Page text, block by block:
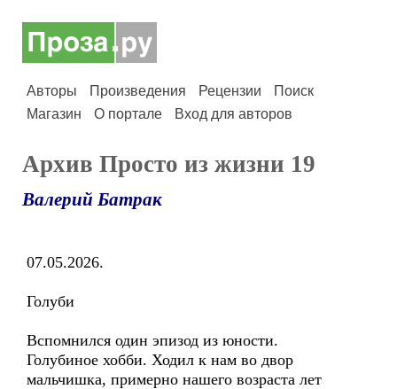
Авторы Произведения Рецензии
Поиск
Магазин
О портале Вход для авторов
Архив Просто из жизни 19
Валерий Батрак
07.05.2026.
Голуби
Вспомнился один эпизод из юности.
Голубиное хобби. Ходил к нам во двор
мальчишка, примерно нашего возраста лет